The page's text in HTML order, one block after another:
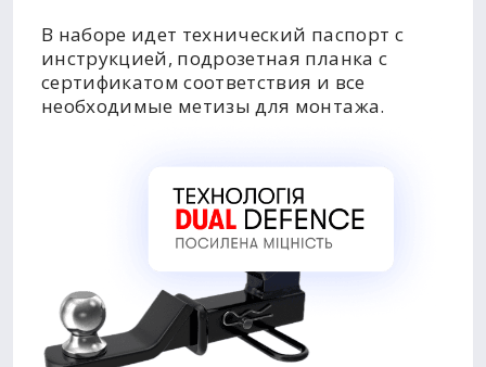
В наборе идет технический паспорт с
инструкцией, подрозетная планка с
сертификатом соответствия и все
необходимые метизы для монтажа.